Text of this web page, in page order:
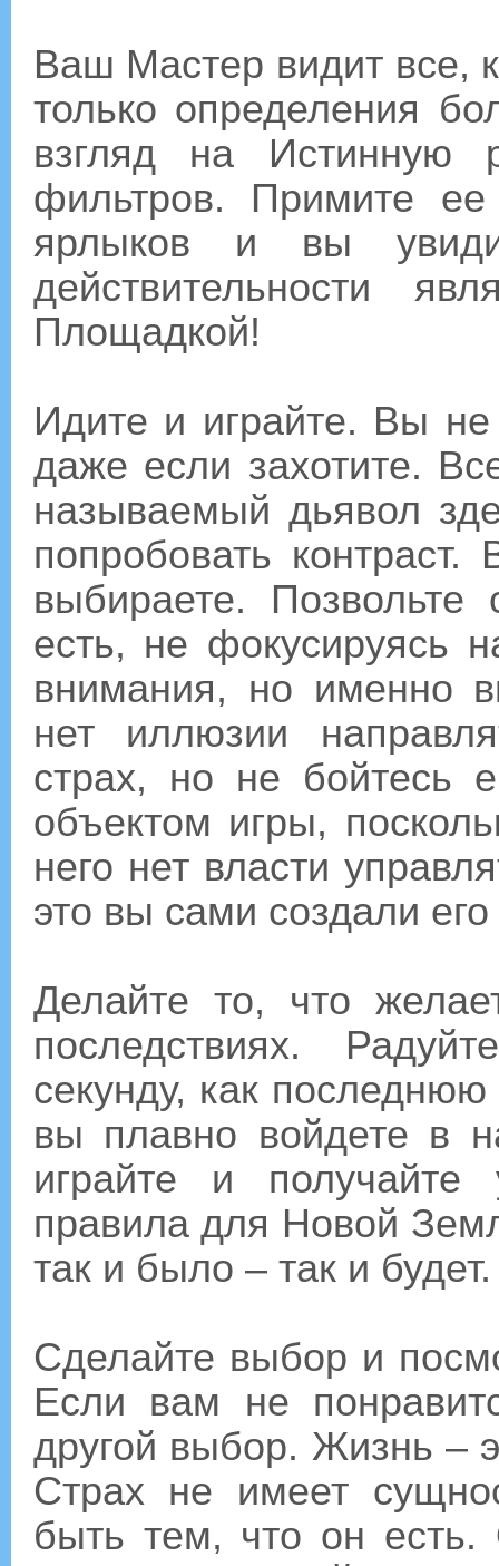
Ваш Мастер видит все,
только определения
взгляд на Истинную
фильтров. Примите
ярлыков и вы
действительности
Площадкой!
Идите и играйте. Вы
даже если захотите.
называемый дьявол
попробовать
выбираете. Позвольте
есть, не фокусируясь
внимания, но именно
нет иллюзии
страх, но не бойтесь
объектом игры,
него нет власти
это вы сами создали
Делайте то, что
последствиях.
секунду, как
вы плавно войдете в
играйте и получайте
правила для Новой
так и было – так и будет.
Сделайте выбор и
Если вам не
другой выбор. Жизнь –
Страх не имеет
быть тем, что он есть.